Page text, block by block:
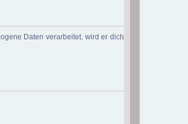
Daten verarbeitet, wird er dich